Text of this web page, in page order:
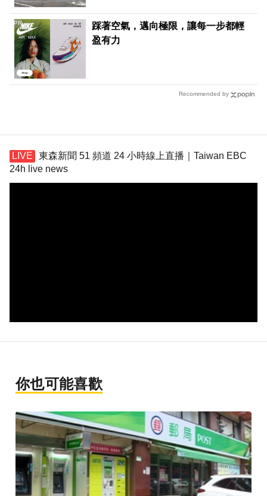
踩著空氣，邁向極限，讓每一步都輕
盈有力
PR
Recommended by
東森新聞 51 頻道 24 小時線上直播｜Taiwan EBC
24h live news
你也可能喜歡